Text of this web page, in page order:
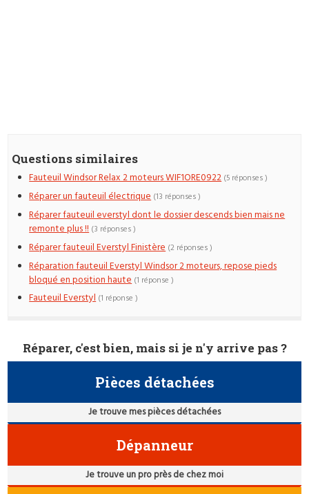
Questions similaires
Fauteuil Windsor Relax 2 moteurs WIF1ORE0922 (5 réponses )
Réparer un fauteuil électrique (13 réponses )
Réparer fauteuil everstyl dont le dossier descends bien mais ne
remonte plus !! (3 réponses )
Réparer fauteuil Everstyl Finistère (2 réponses )
Réparation fauteuil Everstyl Windsor 2 moteurs, repose pieds
bloqué en position haute (1 réponse )
Fauteuil Everstyl (1 réponse )
Réparer, c'est bien, mais si je n'y arrive pas ?
Pièces détachées
Je trouve mes pièces détachées
Dépanneur
Je trouve un pro près de chez moi